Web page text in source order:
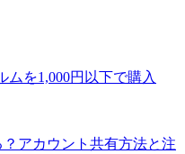
ムを1,000円以下で購入
アカウント共有方法と注